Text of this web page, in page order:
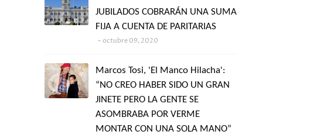
JUBILADOS COBRARÁN UNA SUMA
FIJA A CUENTA DE PARITARIAS
octubre 09, 2020
Marcos Tosi, 'El Manco Hilacha':
“NO CREO HABER SIDO UN GRAN
JINETE PERO LA GENTE SE
ASOMBRABA POR VERME
MONTAR CON UNA SOLA MANO”